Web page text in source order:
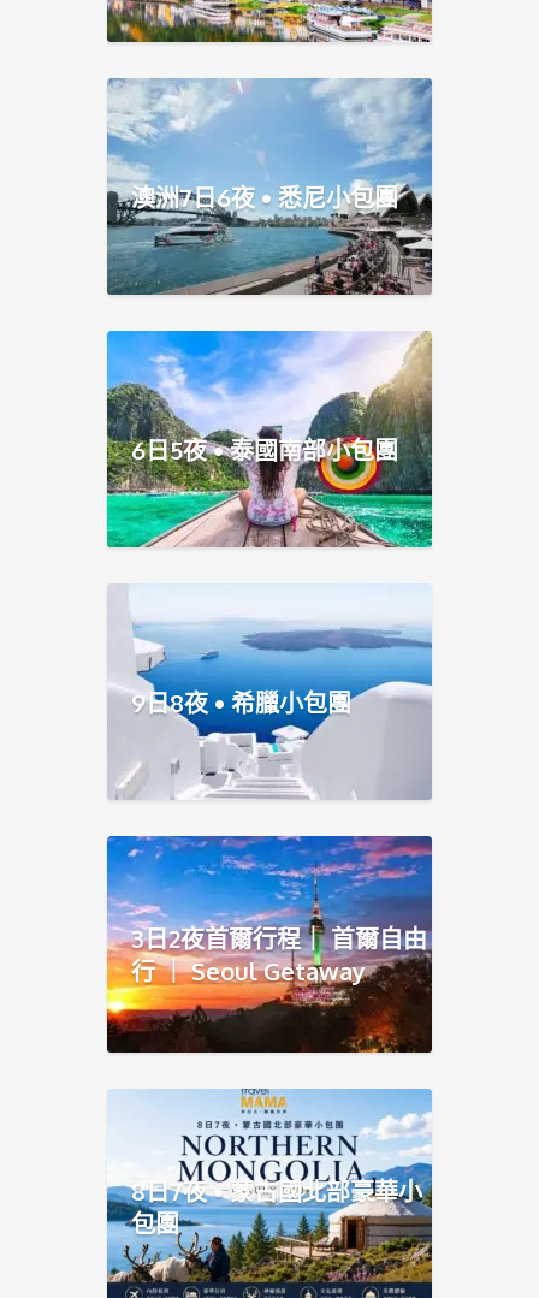
澳洲7日6夜 • 悉尼小包團
6日5夜 • 泰國南部小包團
9日8夜 • 希臘小包團
3日2夜首爾行程｜ 首爾自由
行 ｜ Seoul Getaway
8日7夜 • 蒙古國北部豪華小
包團